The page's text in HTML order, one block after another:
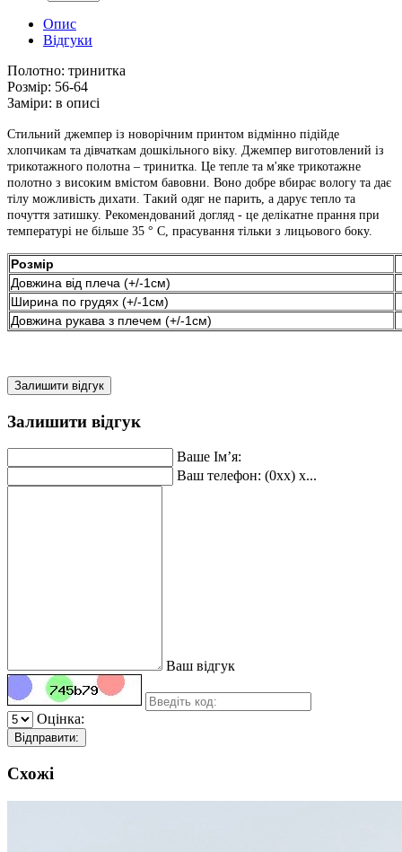
Опис
Відгуки
Полотно: тринитка
Розмір: 56-64
Заміри: в описі
Стильний джемпер із новорічним принтом відмінно підійде
хлопчикам та дівчаткам дошкільного віку. Джемпер виготовлений із
трикотажного полотна – тринитка. Це тепле та м'яке трикотажне
полотно з високим вмістом бавовни. Воно добре вбирає вологу та дає
тілу можливість дихати. Такий одяг не парить, а дарує тепло та
почуття затишку. Рекомендований догляд - це делікатне прання при
температурі не більше 35 ° C, прасування тільки з лицьового боку.
Розмір
Довжина від плеча (+/-1см)
Ширина по грудях (+/-1см)
Довжина рукава з плечем (+/-1см)
Залишити відгук
Залишити відгук
Ваше Ім’я:
Ваш телефон: (0xx) x...
Ваш відгук
Оцінка:
Відправити:
Схожі